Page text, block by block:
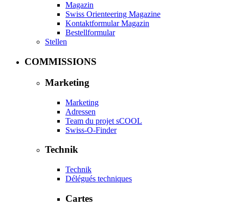
Magazin
Swiss Orienteering Magazine
Kontaktformular Magazin
Bestellformular
Stellen
COMMISSIONS
Marketing
Marketing
Adressen
Team du projet sCOOL
Swiss-O-Finder
Technik
Technik
Délégués techniques
Cartes